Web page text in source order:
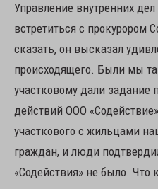
Управление внутренних
встретиться с прокурором
сказать, он высказал
происходящего. Были мы
участковому дали задание
действий ООО
участкового с жильцами
граждан, и люди
«Содействия» не было. Что